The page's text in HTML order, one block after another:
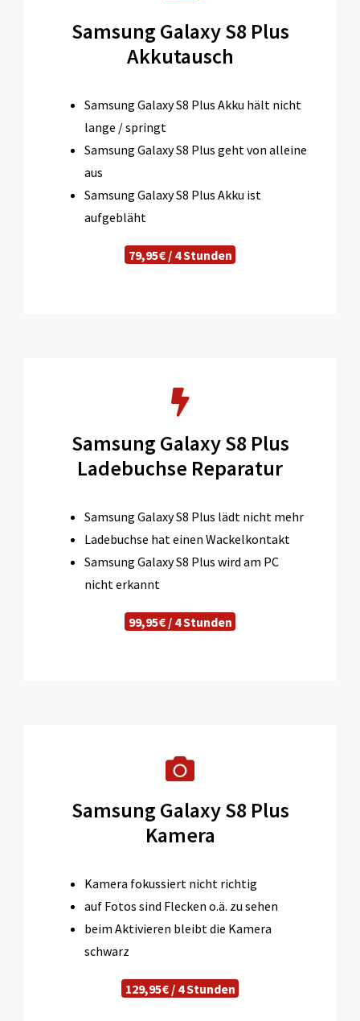
Samsung Galaxy S8 Plus
Akkutausch
Samsung Galaxy S8 Plus Akku hält nicht
lange / springt
Samsung Galaxy S8 Plus geht von alleine
aus
Samsung Galaxy S8 Plus Akku ist
aufgebläht
79,95€ / 4 Stunden
Samsung Galaxy S8 Plus
Ladebuchse Reparatur
Samsung Galaxy S8 Plus lädt nicht mehr
Ladebuchse hat einen Wackelkontakt
Samsung Galaxy S8 Plus wird am PC
nicht erkannt
99,95€ / 4 Stunden
Samsung Galaxy S8 Plus
Kamera
Kamera fokussiert nicht richtig
auf Fotos sind Flecken o.ä. zu sehen
beim Aktivieren bleibt die Kamera
schwarz
129,95€ / 4 Stunden